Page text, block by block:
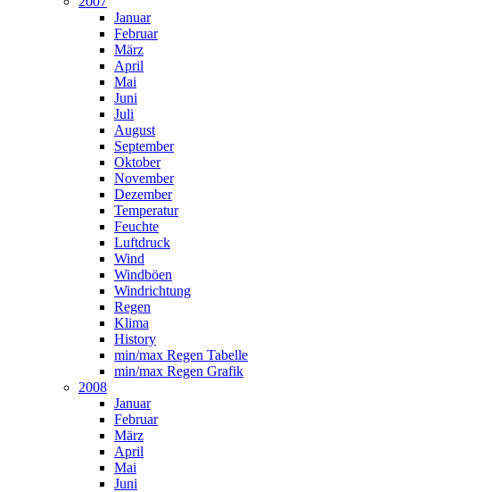
Januar
Februar
März
April
Mai
Juni
Juli
August
September
Oktober
November
Dezember
Temperatur
Feuchte
Luftdruck
Wind
Windböen
Windrichtung
Regen
Klima
History
min/max Regen Tabelle
min/max Regen Grafik
2008
Januar
Februar
März
April
Mai
Juni